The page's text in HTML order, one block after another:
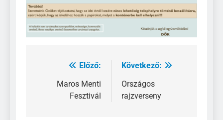
Bejegyzés
navigáció
Előző:
Maros Menti
Fesztivál
Következő:
Országos
rajzverseny